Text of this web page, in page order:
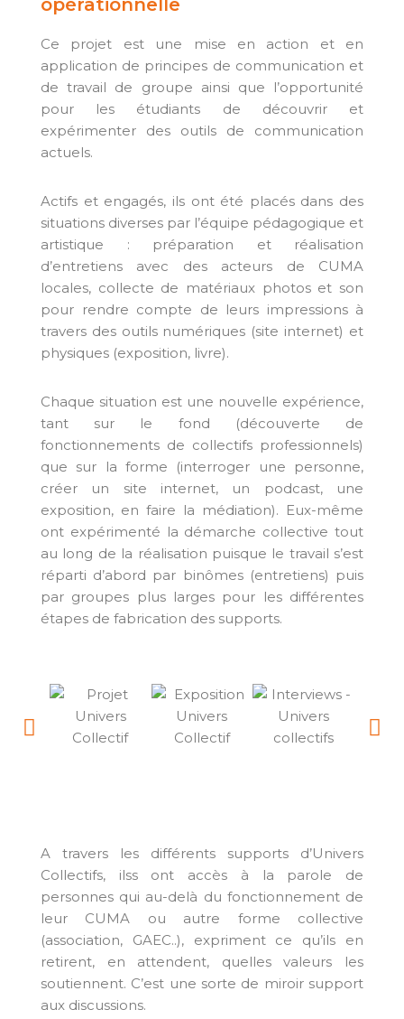
opérationnelle
Ce projet est une mise en action et en
application de principes de communication et
de travail de groupe ainsi que l’opportunité
pour les étudiants de découvrir et
expérimenter des outils de communication
actuels.
Actifs et engagés, ils ont été placés dans des
situations diverses par l’équipe pédagogique et
artistique : préparation et réalisation
d’entretiens avec des acteurs de CUMA
locales, collecte de matériaux photos et son
pour rendre compte de leurs impressions à
travers des outils numériques (site internet) et
physiques (exposition, livre).
Chaque situation est une nouvelle expérience,
tant sur le fond (découverte de
fonctionnements de collectifs professionnels)
que sur la forme (interroger une personne,
créer un site internet, un podcast, une
exposition, en faire la médiation). Eux-même
ont expérimenté la démarche collective tout
au long de la réalisation puisque le travail s’est
réparti d’abord par binômes (entretiens) puis
par groupes plus larges pour les différentes
étapes de fabrication des supports.
A travers les différents supports d’Univers
Collectifs, ilss ont accès à la parole de
personnes qui au-delà du fonctionnement de
leur CUMA ou autre forme collective
(association, GAEC..), expriment ce qu’ils en
retirent, en attendent, quelles valeurs les
soutiennent. C’est une sorte de miroir support
aux discussions.